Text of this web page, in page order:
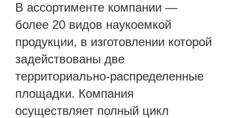
В ассортименте компании —
более 20 видов наукоемкой
продукции, в изготовлении которой
задействованы две
территориально-распределенные
площадки. Компания
осуществляет полный цикл